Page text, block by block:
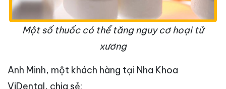
Một số thuốc có thể tăng nguy cơ hoại tử
xương
Anh Minh, một khách hàng tại Nha Khoa
ViDental, chia sẻ: